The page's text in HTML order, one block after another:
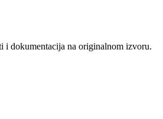
i dokumentacija na originalnom izvoru.